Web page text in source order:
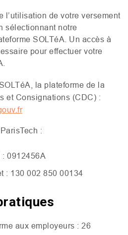
l’utilisation de votre versement
sélectionnant notre
SOLTéA. Un accès à
pour effectuer votre
éA, la plateforme de la
et Consignations (CDC) :
:
: 0912456A
: 130 002 850 00134
aux employeurs : 26